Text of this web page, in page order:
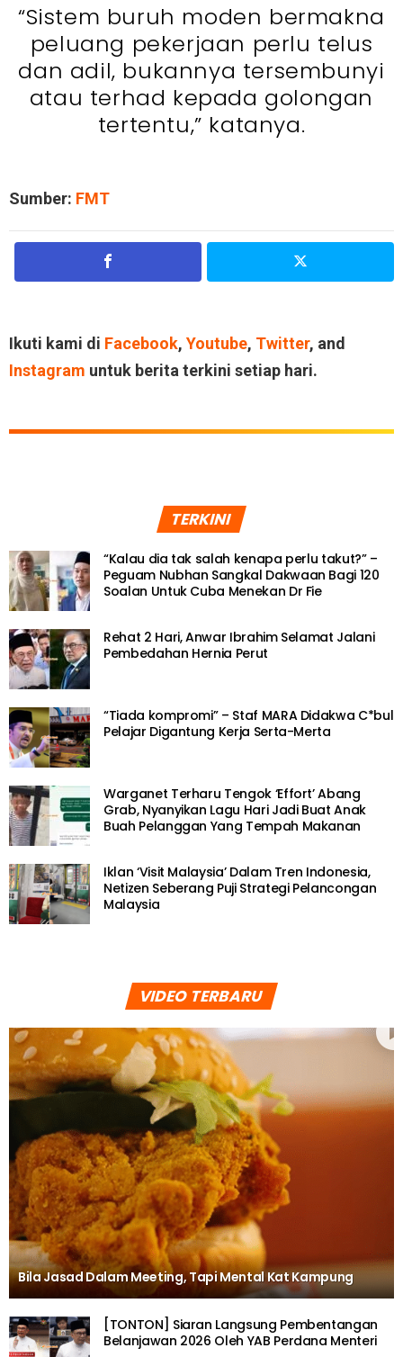
“Sistem buruh moden bermakna
peluang pekerjaan perlu telus
dan adil, bukannya tersembunyi
atau terhad kepada golongan
tertentu,” katanya.
Sumber: FMT
Ikuti kami di Facebook, Youtube, Twitter, and
Instagram untuk berita terkini setiap hari.
TERKINI
“Kalau dia tak salah kenapa perlu takut?” –
Peguam Nubhan Sangkal Dakwaan Bagi 120
Soalan Untuk Cuba Menekan Dr Fie
Rehat 2 Hari, Anwar Ibrahim Selamat Jalani
Pembedahan Hernia Perut
“Tiada kompromi” – Staf MARA Didakwa C*bul
Pelajar Digantung Kerja Serta-Merta
Warganet Terharu Tengok ‘Effort’ Abang
Grab, Nyanyikan Lagu Hari Jadi Buat Anak
Buah Pelanggan Yang Tempah Makanan
Iklan ‘Visit Malaysia’ Dalam Tren Indonesia,
Netizen Seberang Puji Strategi Pelancongan
Malaysia
VIDEO TERBARU
Bila Jasad Dalam Meeting, Tapi Mental Kat Kampung
[TONTON] Siaran Langsung Pembentangan
Belanjawan 2026 Oleh YAB Perdana Menteri